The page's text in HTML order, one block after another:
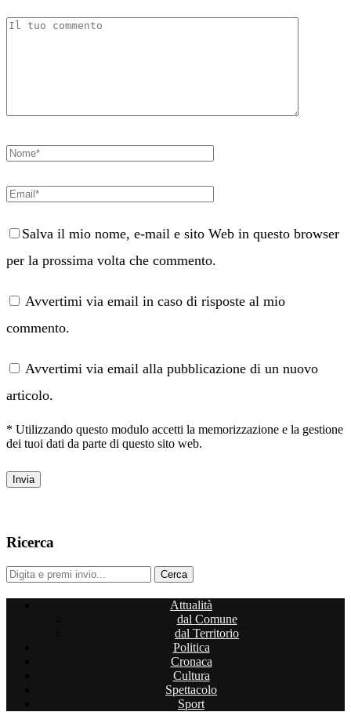
Salva il mio nome, e-mail e sito Web in questo browser
per la prossima volta che commento.
Avvertimi via email in caso di risposte al mio
commento.
Avvertimi via email alla pubblicazione di un nuovo
articolo.
* Utilizzando questo modulo accetti la memorizzazione e la gestione
dei tuoi dati da parte di questo sito web.
Ricerca
Attualità
dal Comune
dal Territorio
Politica
Cronaca
Cultura
Spettacolo
Sport